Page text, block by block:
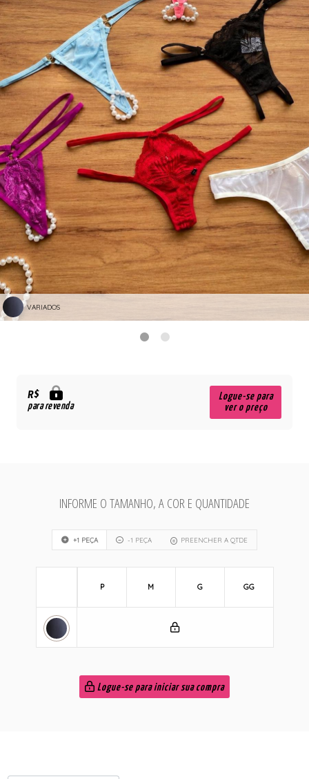
VARIADOS
R$
para revenda
Logue-se para
ver o preço
INFORME O TAMANHO, A COR E QUANTIDADE
+1 PEÇA -1 PEÇA PREENCHER A QTDE
P M G GG
Logue-se para iniciar sua compra